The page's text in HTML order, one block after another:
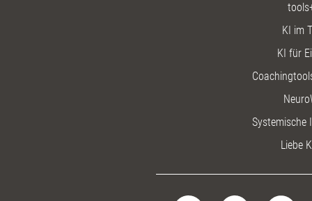
KI im
KI für
Systemische
Liebe